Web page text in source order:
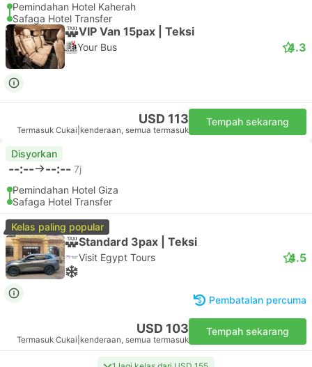
Pemindahan Hotel Kaherah
Safaga Hotel Transfer
VIP Van 15pax | Teksi
Your Bus 4.3
USD 113
Termasuk Cukai kenderaan, semua termasuk
Tempah sekarang
Disyorkan
--:-- --:-- 7j
Pemindahan Hotel Giza
Safaga Hotel Transfer
Kelas paling popular
Standard 3pax | Teksi
Visit Egypt Tours 4.5
Pembatalan percuma
USD 103
Termasuk Cukai kenderaan, semua termasuk
Tempah sekarang